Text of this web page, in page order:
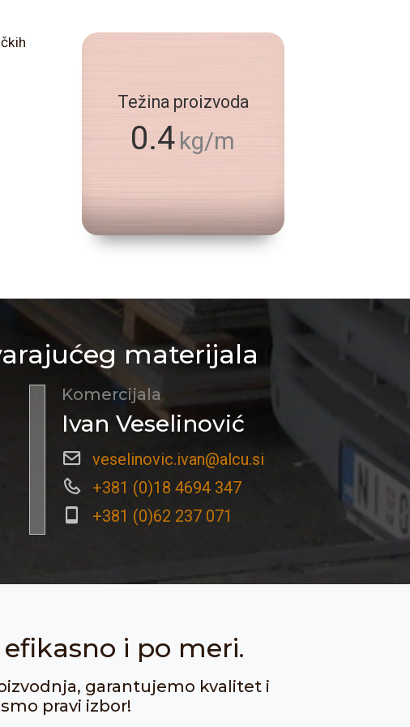
Težina proizvoda
0.4 kg/m
materijala
Komercijala
Ivan Veselinović
veselinovic.ivan@alcu.si
+381 (0)18 4694 347
+381 (0)62 237 071
i po meri.
garantujemo kvalitet i
pravi izbor!